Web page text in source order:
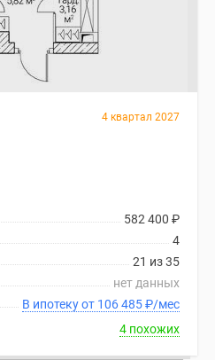
4 квартал 2027
582 400 ₽
4
21 из 35
нет данных
В ипотеку от 106 485₽/мес
4 похожих